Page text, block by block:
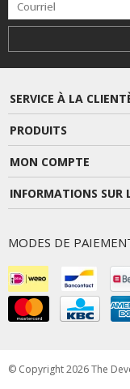
SERVICE À LA
PRODUITS
MON COMPTE
INFORMATIONS SUR
MODES DE
© Copyright 2026 The